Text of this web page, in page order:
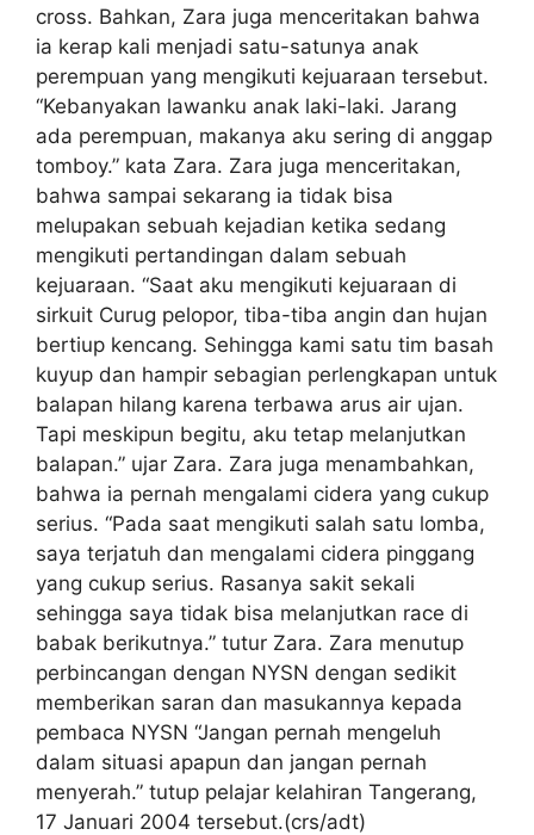
cross. Bahkan, Zara juga menceritakan bahwa
ia kerap kali menjadi satu-satunya anak
perempuan yang mengikuti kejuaraan tersebut.
“Kebanyakan lawanku anak laki-laki. Jarang
ada perempuan, makanya aku sering di anggap
tomboy.” kata Zara. Zara juga menceritakan,
bahwa sampai sekarang ia tidak bisa
melupakan sebuah kejadian ketika sedang
mengikuti pertandingan dalam sebuah
kejuaraan. “Saat aku mengikuti kejuaraan di
sirkuit Curug pelopor, tiba-tiba angin dan hujan
bertiup kencang. Sehingga kami satu tim basah
kuyup dan hampir sebagian perlengkapan untuk
balapan hilang karena terbawa arus air ujan.
Tapi meskipun begitu, aku tetap melanjutkan
balapan.” ujar Zara. Zara juga menambahkan,
bahwa ia pernah mengalami cidera yang cukup
serius. “Pada saat mengikuti salah satu lomba,
saya terjatuh dan mengalami cidera pinggang
yang cukup serius. Rasanya sakit sekali
sehingga saya tidak bisa melanjutkan race di
babak berikutnya.” tutur Zara. Zara menutup
perbincangan dengan NYSN dengan sedikit
memberikan saran dan masukannya kepada
pembaca NYSN “Jangan pernah mengeluh
dalam situasi apapun dan jangan pernah
menyerah.” tutup pelajar kelahiran Tangerang,
17 Januari 2004 tersebut.(crs/adt)